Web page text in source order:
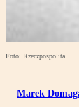
Foto: Rzeczpospolita
Marek